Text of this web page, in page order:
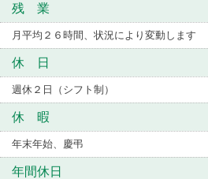
残 業
月平均２６時間、状況により変動します
休 日
週休２日（シフト制）
休 暇
年末年始、慶弔
年間休日